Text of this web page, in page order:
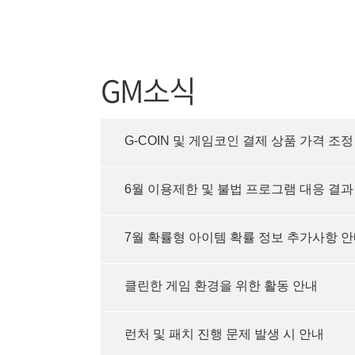
GM소식
G-COIN 및 게임코인 결제 상품 가격 조정
6월 이용제한 및 불법 프로그램 대응 결과
7월 확률형 아이템 확률 정보 추가사항 안
클린한 게임 환경을 위한 활동 안내
런처 및 패치 진행 문제 발생 시 안내